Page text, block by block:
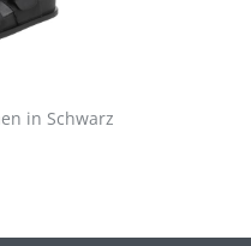
in Schwarz